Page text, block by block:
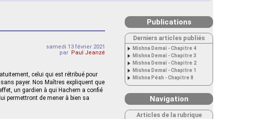
samedi 13 février 2021
par Paul Jeanzé
celui qui est rétribué pour
payer. Nos Maîtres expliquent que
un gardien à qui Hachem a confié
permettront de mener à bien sa
Publications
Derniers articles publiés
Mishna Demaï - Chapitre 4
Mishna Demaï - Chapitre 3
Mishna Demaï - Chapitre 2
Mishna Demaï - Chapitre 1
Mishna Péah - Chapitre 8
Navigation
Articles de la rubrique